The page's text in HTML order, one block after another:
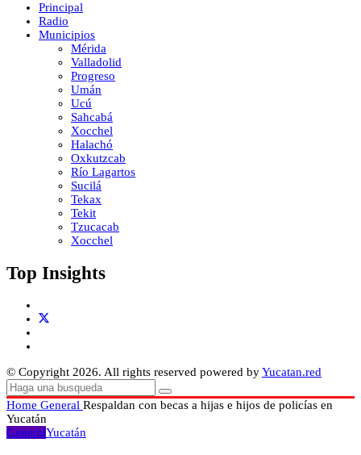
Principal
Radio
Municipios
Mérida
Valladolid
Progreso
Umán
Ucú
Sahcabá
Xocchel
Halachó
Oxkutzcab
Río Lagartos
Sucilá
Tekax
Tekit
Tzucacab
Xocchel
Top Insights
© Copyright 2026. All rights reserved powered byYucatan.red
Home General Respaldan con becas a hijas e hijos de policías en
Yucatán
GeneralYucatán